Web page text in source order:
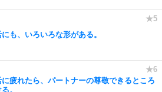
も、いろいろな形がある。
疲れたら、パートナーの尊敬できるところ
。